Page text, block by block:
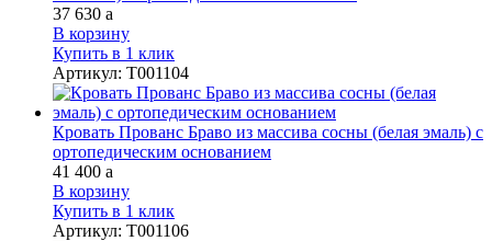
37 630 a
В корзину
Купить в 1 клик
Артикул: Т001104
Кровать Прованс Браво из массива сосны (белая эмаль) с
ортопедическим основанием
41 400 a
В корзину
Купить в 1 клик
Артикул: Т001106